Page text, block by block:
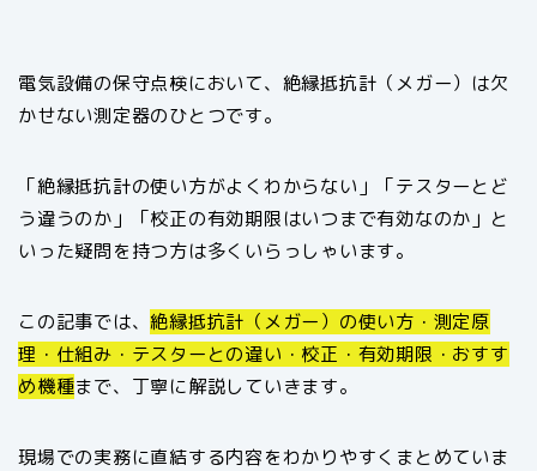
電気設備の保守点検において、絶縁抵抗計（メガー）は欠
かせない測定器のひとつです。
「絶縁抵抗計の使い方がよくわからない」「テスターとど
う違うのか」「校正の有効期限はいつまで有効なのか」と
いった疑問を持つ方は多くいらっしゃいます。
この記事では、絶縁抵抗計（メガー）の使い方・測定原
理・仕組み・テスターとの違い・校正・有効期限・おすす
め機種まで、丁寧に解説していきます。
現場での実務に直結する内容をわかりやすくまとめていま